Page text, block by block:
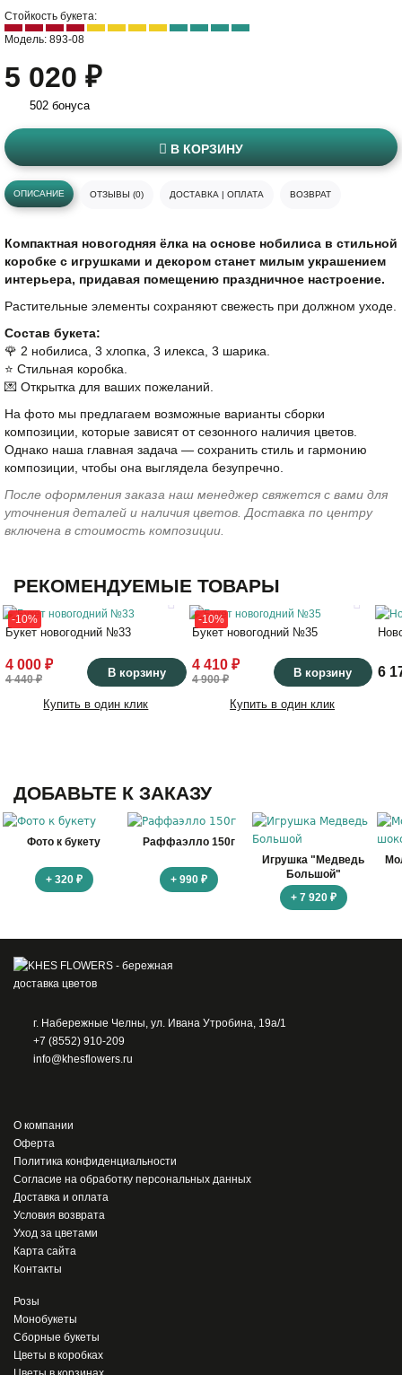
Стойкость букета:
Модель: 893-08
5 020 ₽
502 бонуса
В КОРЗИНУ
ОПИСАНИЕ ОТЗЫВЫ (0) ДОСТАВКА | ОПЛАТА ВОЗВРАТ
Компактная новогодняя ёлка на основе нобилиса в стильной
коробке с игрушками и декором станет милым украшением
интерьера, придавая помещению праздничное настроение.
Растительные элементы сохраняют свежесть при должном уходе.
Состав букета:
🌹 2 нобилиса, 3 хлопка, 3 илекса, 3 шарика.
⭐️ Стильная коробка.
💌 Открытка для ваших пожеланий.
На фото мы предлагаем возможные варианты сборки
композиции, которые зависят от сезонного наличия цветов.
Однако наша главная задача — сохранить стиль и гармонию
композиции, чтобы она выглядела безупречно.
После оформления заказа наш менеджер свяжется с вами для
уточнения деталей и наличия цветов. Доставка по центру
включена в стоимость композиции.
РЕКОМЕНДУЕМЫЕ ТОВАРЫ
-10%
Букет новогодний №33
4 000 ₽
4 440 ₽ В корзину
Купить в один клик
-10%
Букет новогодний №35
4 410 ₽
4 900 ₽ В корзину
Купить в один клик
6
ДОБАВЬТЕ К ЗАКАЗУ
Фото к букету
+ 320 ₽
Раффаэлло 150г
+ 990 ₽
Игрушка "Медведь
Большой"
+ 7 920 ₽
г. Набережные Челны, ул. Ивана Утробина, 19а/1
+7 (8552) 910-209
info@khesflowers.ru
О компании
Оферта
Политика конфиденциальности
Согласие на обработку персональных данных
Доставка и оплата
Условия возврата
Уход за цветами
Карта сайта
Контакты
Розы
Монобукеты
Сборные букеты
Цветы в коробках